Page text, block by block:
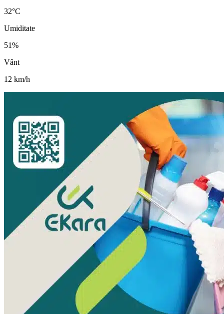
32°C
Umiditate
51%
Vânt
12 km/h